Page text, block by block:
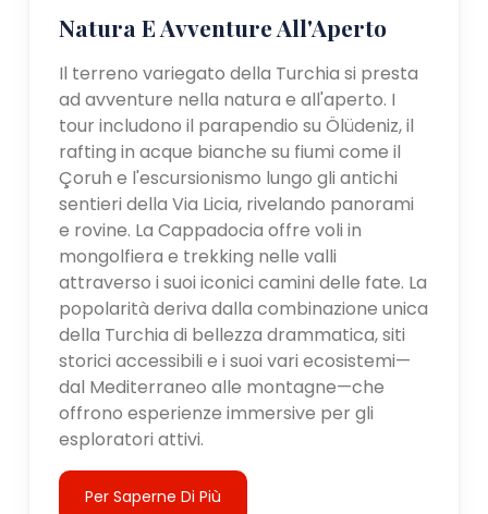
Natura E Avventure All'Aperto
Il terreno variegato della Turchia si presta
ad avventure nella natura e all'aperto. I
tour includono il parapendio su Ölüdeniz, il
rafting in acque bianche su fiumi come il
Çoruh e l'escursionismo lungo gli antichi
sentieri della Via Licia, rivelando panorami
e rovine. La Cappadocia offre voli in
mongolfiera e trekking nelle valli
attraverso i suoi iconici camini delle fate. La
popolarità deriva dalla combinazione unica
della Turchia di bellezza drammatica, siti
storici accessibili e i suoi vari ecosistemi—
dal Mediterraneo alle montagne—che
offrono esperienze immersive per gli
esploratori attivi.
Per Saperne Di Più